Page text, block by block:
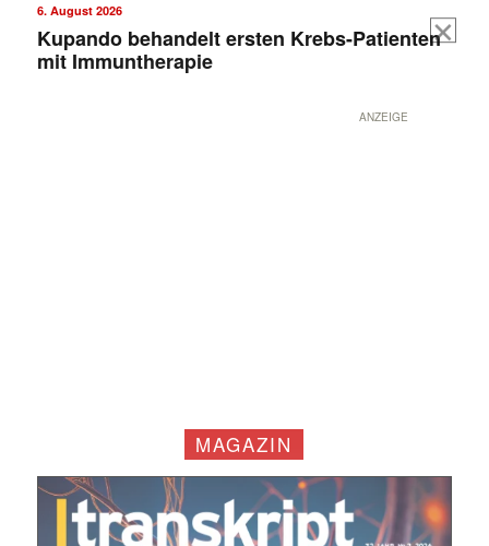
6. August 2026
Kupando behandelt ersten Krebs-Patienten
mit Immuntherapie
ANZEIGE
MAGAZIN